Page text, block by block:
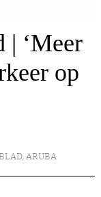
‘Meer
op
, ARUBA